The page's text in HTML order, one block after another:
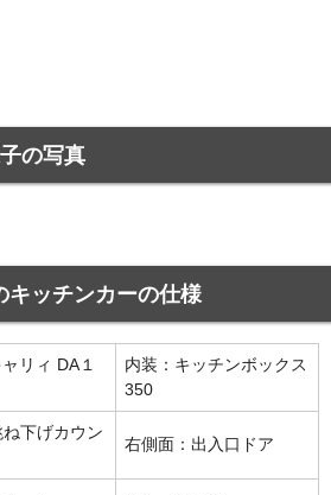
の写真
キッチンカーの仕様
リィ DA１
内装：キッチンボックス
350
下げカウン
右側面：出入口ドア